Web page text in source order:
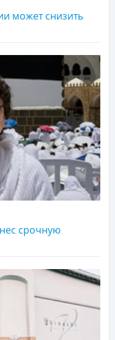
может снизить
срочную